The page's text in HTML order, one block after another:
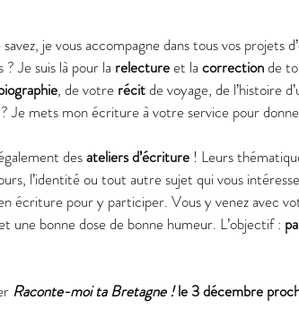
savez, je vous accompagne dans tous vos projets
Je suis là pour la relecture et la correction de
, de votre récit de voyage, de l’histoire
mets mon écriture à votre service pour
des ateliers d’écriture ! Leurs
l’identité ou tout autre sujet qui vous
écriture pour y participer. Vous y venez avec
bonne dose de bonne humeur. L’objectif :
Raconte-moi ta Bretagne ! le 3 décembre